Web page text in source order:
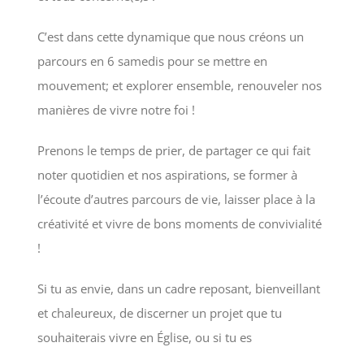
C’est dans cette dynamique que nous créons un
parcours en 6 samedis pour se mettre en
mouvement; et explorer ensemble, renouveler nos
manières de vivre notre foi !
Prenons le temps de prier, de partager ce qui fait
noter quotidien et nos aspirations, se former à
l’écoute d’autres parcours de vie, laisser place à la
créativité et vivre de bons moments de convivialité
!
Si tu as envie, dans un cadre reposant, bienveillant
et chaleureux, de discerner un projet que tu
souhaiterais vivre en Église, ou si tu es